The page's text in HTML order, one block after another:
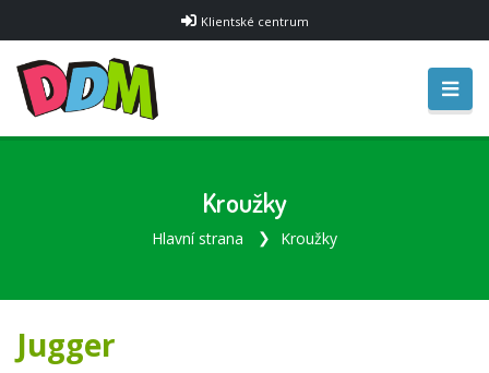
Klientské centrum
Kroužky
Hlavní strana Kroužky
Jugger